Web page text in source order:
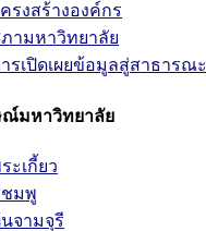
รงสร้างองค์กร
ามหาวิทยาลัย
รเปิดเผยข้อมูลสู่สาธารณะ
มหาวิทยาลัย
ะเกี้ยว
มพู
จามจุรี